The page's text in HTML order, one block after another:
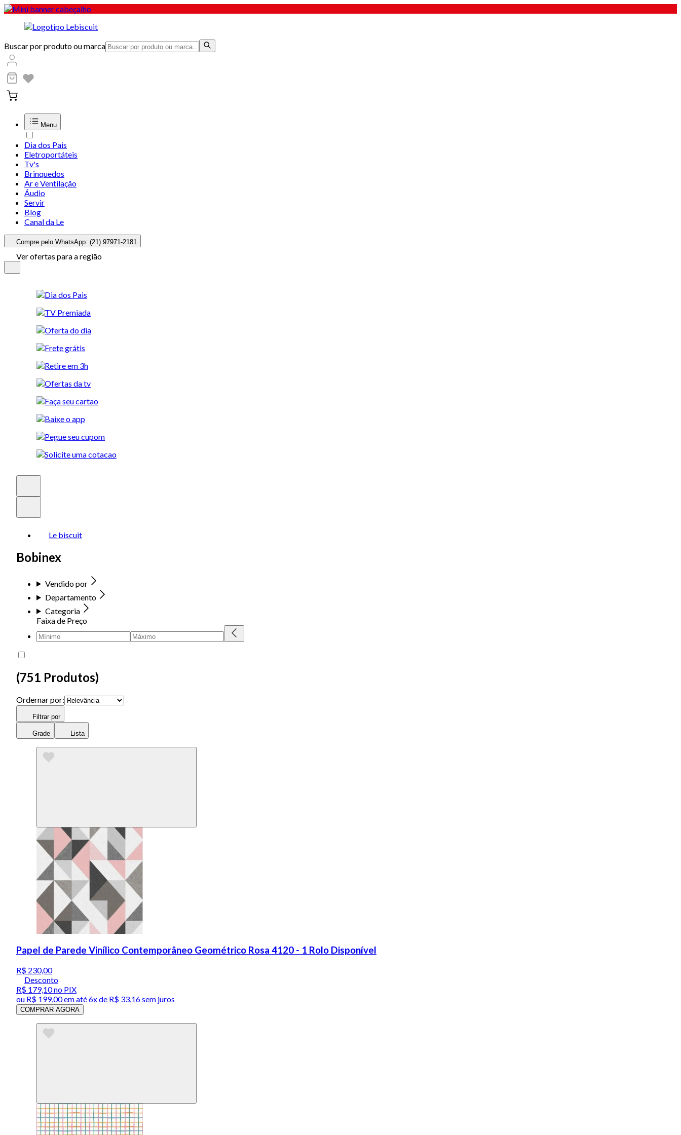
Buscar por produto ou marca
Menu
Dia dos Pais
Eletroportáteis
Tv's
Brinquedos
Ar e Ventilação
Áudio
Servir
Blog
Canal da Le
Compre pelo WhatsApp: (21) 97971-2181
Ver ofertas para a região
Le biscuit
Bobinex
Vendido por
Departamento
Categoria
Faixa de Preço
(751 Produtos)
Ordernar por:
Filtrar por
Grade Lista
Papel de Parede Vinílico Contemporâneo Geométrico Rosa 4120 - 1 Rolo Disponível
R$ 230,00
Desconto
R$ 179,10no PIX
ou R$ 199,00em até6x de R$ 33,16 sem juros
COMPRAR AGORA